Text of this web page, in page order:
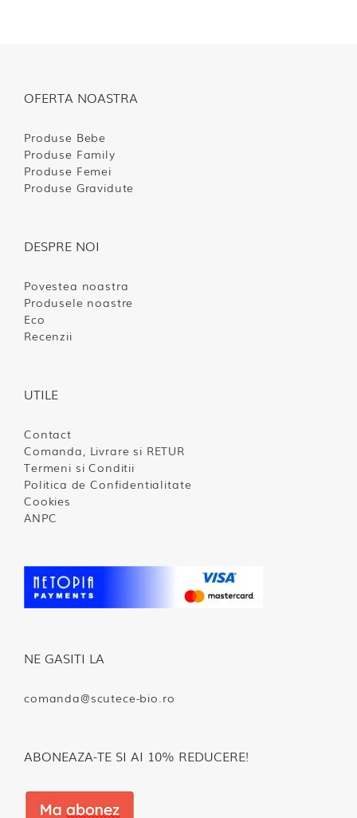
OFERTA NOASTRA
Produse Bebe
Produse Family
Produse Femei
Produse Gravidute
DESPRE NOI
Povestea noastra
Produsele noastre
Eco
Recenzii
UTILE
Contact
Comanda, Livrare si RETUR
Termeni si Conditii
Politica de Confidentialitate
Cookies
ANPC
NE GASITI LA
comanda@scutece-bio.ro
ABONEAZA-TE SI AI 10% REDUCERE!